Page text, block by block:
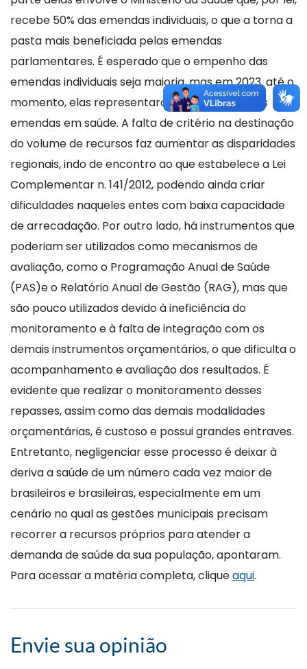
recebe 50% das emendas individuais, o que a torna a
pasta mais beneficiada pelas emendas
parlamentares. É esperado que o empenho das
emendas individuais seja maioria, mas em 2023, até o
momento, elas representaram a totalidade das
emendas em saúde. A falta de critério na destinação
do volume de recursos faz aumentar as disparidades
regionais, indo de encontro ao que estabelece a Lei
Complementar n. 141/2012, podendo ainda criar
dificuldades naqueles entes com baixa capacidade
de arrecadação. Por outro lado, há instrumentos que
poderiam ser utilizados como mecanismos de
avaliação, como o Programação Anual de Saúde
(PAS)e o Relatório Anual de Gestão (RAG), mas que
são pouco utilizados devido à ineficiência do
monitoramento e à falta de integração com os
demais instrumentos orçamentários, o que dificulta o
acompanhamento e avaliação dos resultados. É
evidente que realizar o monitoramento desses
repasses, assim como das demais modalidades
orçamentárias, é custoso e possui grandes entraves.
Entretanto, negligenciar esse processo é deixar à
deriva a saúde de um número cada vez maior de
brasileiros e brasileiras, especialmente em um
cenário no qual as gestões municipais precisam
recorrer a recursos próprios para atender a
demanda de saúde da sua população, apontaram.
Para acessar a matéria completa, cliqueaqui.
Envie sua opinião